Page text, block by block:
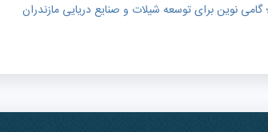
نوین برای توسعه شیلات و صنایع دریایی مازندران